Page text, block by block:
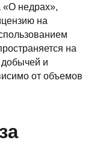
«О недрах»,
на
на
добычей и
от объемов